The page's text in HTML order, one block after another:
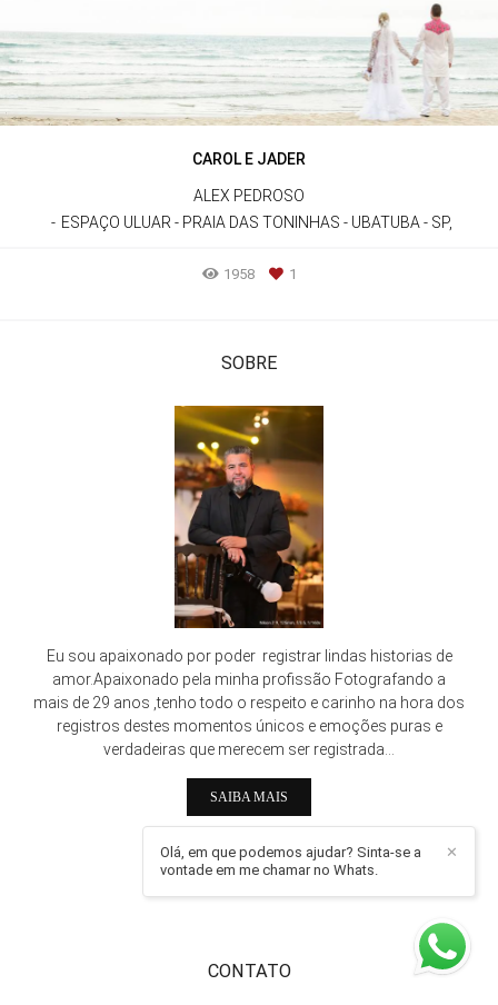
CAROL E JADER
ALEX PEDROSO
ESPAÇO ULUAR - PRAIA DAS TONINHAS - UBATUBA - SP,
1958 1
SOBRE
Eu sou apaixonado por poder registrar lindas historias de
amor.Apaixonado pela minha profissão Fotografando a
mais de 29 anos ,tenho todo o respeito e carinho na hora dos
registros destes momentos únicos e emoções puras e
verdadeiras que merecem ser registrada...
SAIBA MAIS
FACEBOOK
CONTATO
✕
Olá, em que podemos ajudar? Sinta-se a
vontade em me chamar no Whats.